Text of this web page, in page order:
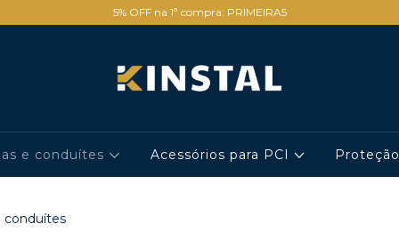
5% OFF na 1ª compra: PRIMEIRA5
e conduítes Acessórios para PCI
conduítes